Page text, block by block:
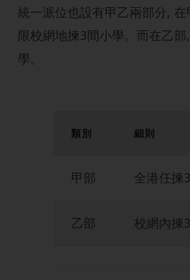
統一派位也設有甲乙兩部分,
限校網地揀3間小學。而在乙
學。
類別 細則
甲部 全港任揀
乙部 校網內揀